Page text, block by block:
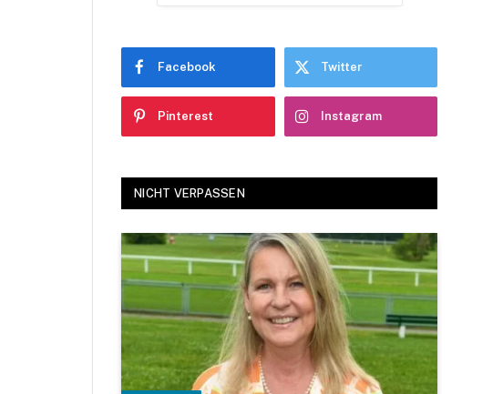
Facebook Twitter
Pinterest Instagram
NICHT VERPASSEN